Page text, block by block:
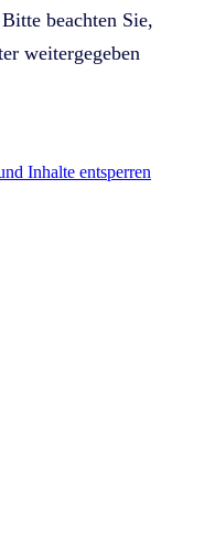
beachten Sie,
weitergegeben
Inhalte entsperren